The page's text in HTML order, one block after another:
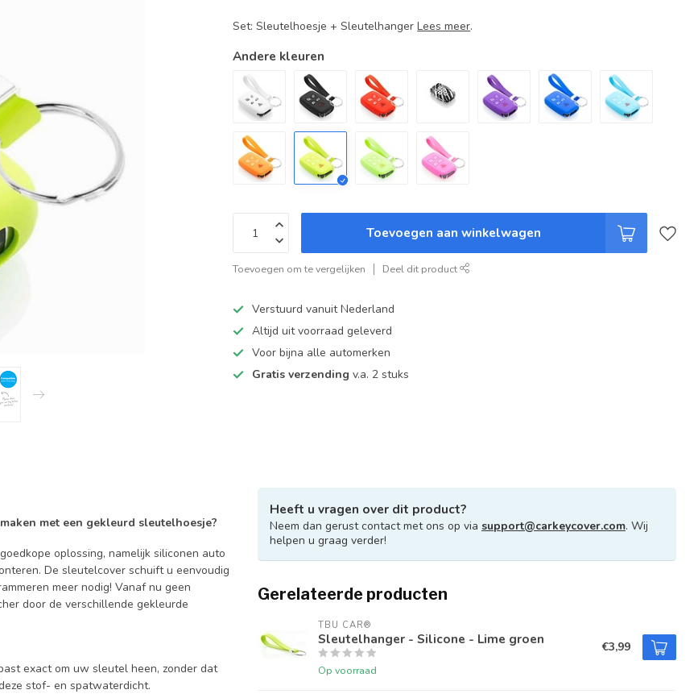
Set: Sleutelhoesje + SleutelhangerLees meer.
Andere kleuren
Toevoegen aan winkelwagen
Toevoegen om te vergelijken Deel dit product
Verstuurd vanuit Nederland
Altijd uit voorraad geleverd
Voor bijna alle automerken
Gratis verzending v.a. 2 stuks
met een gekleurd sleutelhoesje?
oplossing, namelijk siliconen auto
De sleutelcover schuift u eenvoudig
meer nodig! Vanaf nu geen
door de verschillende gekleurde
exact om uw sleutel heen, zonder dat
stof- en spatwaterdicht.
Heeft u vragen over dit product?
Neem dan gerust contact met ons op via support@carkeycover.com. Wij
helpen u graag verder!
Gerelateerde producten
TBU CAR®
Sleutelhanger - Silicone - Lime groen
Op voorraad
€3,99